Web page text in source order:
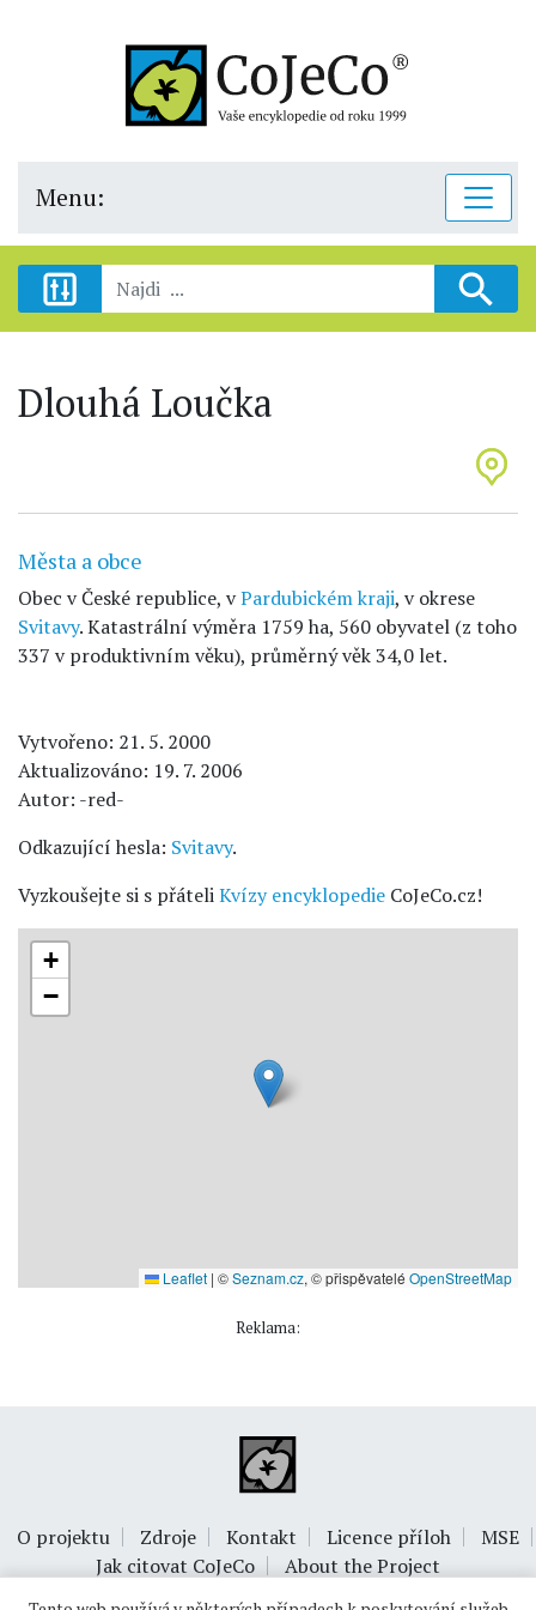
Menu:
Dlouhá Loučka
Města a obce
Obec v České republice, vPardubickém kraji, v okrese
Svitavy. Katastrální výměra 1759 ha, 560 obyvatel (z toho
337 v produktivním věku), průměrný věk 34,0 let.
Vytvořeno: 21. 5. 2000
Aktualizováno: 19. 7. 2006
Autor: -red-
Odkazující hesla: Svitavy.
Vyzkoušejte si s přáteliKvízy encyklopedie CoJeCo.cz!
+
−
Leaflet | ©Seznam.cz, © přispěvatelé OpenStreetMap
Reklama:
O projektu Zdroje Kontakt Licence příloh
MSE
Jak citovat CoJeCo
About the Project